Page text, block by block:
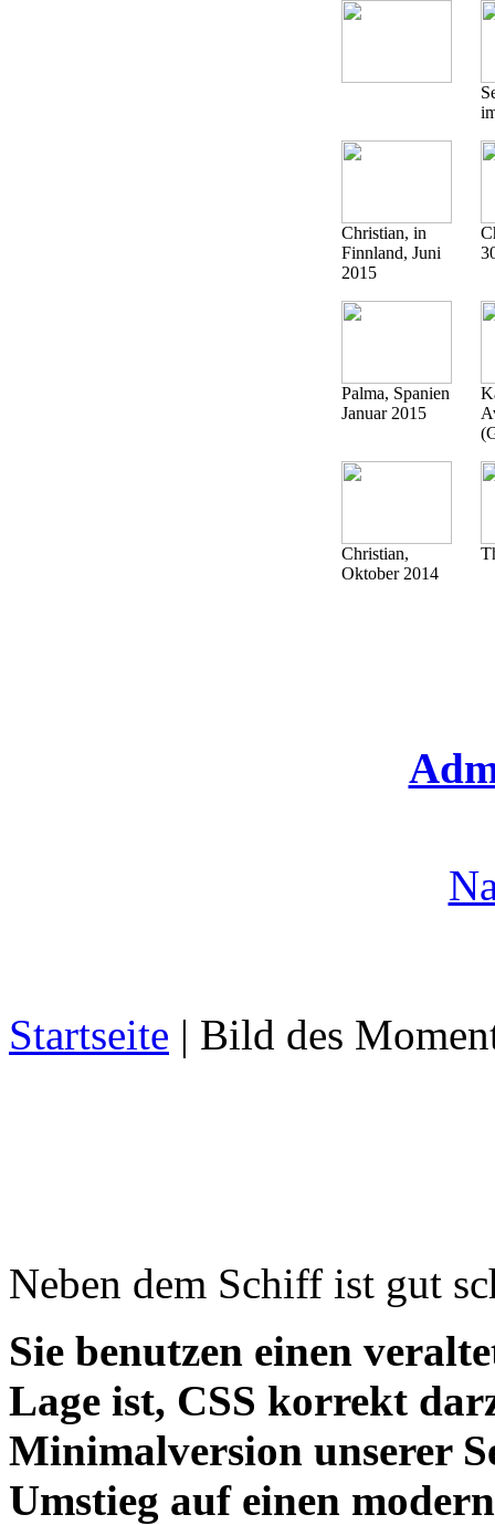
Christian, in
Finnland, Juni
2015
Palma, Spanien
Januar 2015
Christian,
Oktober 2014
Startseite | Bild des
Neben dem Schiff ist gut
Sie benutzen einen
Lage ist, CSS korrekt
Minimalversion unserer
Umstieg auf einen